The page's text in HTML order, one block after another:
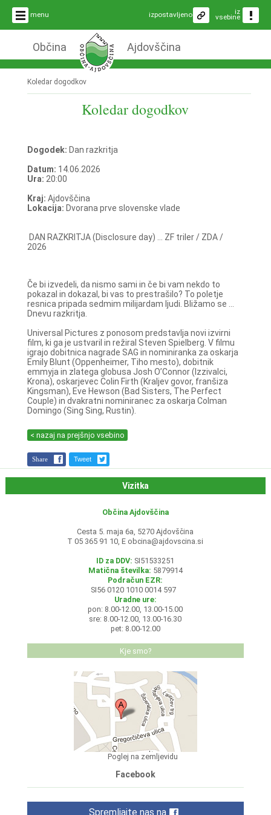
menu iz
vsebine
izpostavljeno
Občina Ajdovščina
Koledar dogodkov
Koledar dogodkov
Dogodek: Dan razkritja
Datum: 14.06.2026
Ura: 20:00
Kraj: Ajdovščina
Lokacija: Dvorana prve slovenske vlade
DAN RAZKRITJA (Disclosure day) ... ZF triler / ZDA /
2026
Če bi izvedeli, da nismo sami in če bi vam nekdo to
pokazal in dokazal, bi vas to prestrašilo? To poletje
resnica pripada sedmim milijardam ljudi. Bližamo se ...
Dnevu razkritja.
Universal Pictures z ponosom predstavlja novi izvirni
film, ki ga je ustvaril in režiral Steven Spielberg. V filmu
igrajo dobitnica nagrade SAG in nominiranka za oskarja
Emily Blunt (Oppenheimer, Tiho mesto), dobitnik
emmyja in zlatega globusa Josh O’Connor (Izzivalci,
Krona), oskarjevec Colin Firth (Kraljev govor, franšiza
Kingsman), Eve Hewson (Bad Sisters, The Perfect
Couple) in dvakratni nominiranec za oskarja Colman
Domingo (Sing Sing, Rustin).
< nazaj na prejšnjo vsebino
Share Tweet
Vizitka
Občina Ajdovščina
Cesta 5. maja 6a, 5270 Ajdovščina
T 05 365 91 10, E obcina@ajdovscina.si
ID za DDV: SI51533251
Matična številka: 5879914
Podračun EZR:
SI56 0120 1010 0014 597
Uradne ure:
pon: 8.00-12.00, 13.00-15.00
sre: 8.00-12.00, 13.00-16.30
pet: 8.00-12.00
Kje smo?
Poglej na zemljevidu
Facebook
Spremljajte nas na